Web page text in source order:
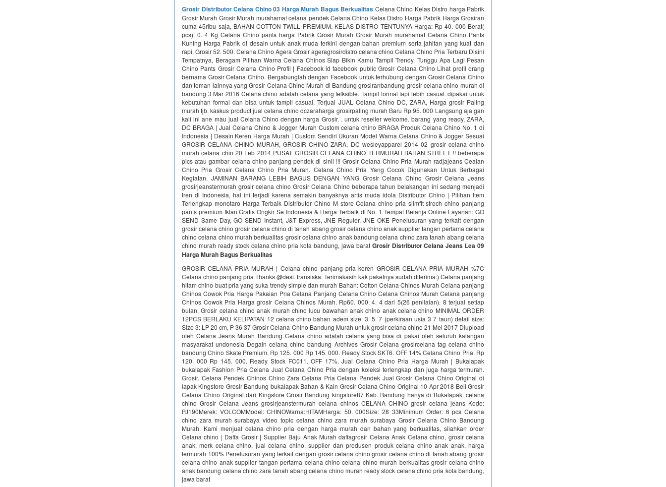
Grosir Distributor Celana Chino 03 Harga Murah Bagus Berkualitas Celana Chino Kelas Distro harga Pabrik
Grosir Murah Grosir Murah murahamat celana pendek Celana Chino Kelas Distro Harga Pabrik Harga Grosiran
cuma 45ribu saja, BAHAN COTTON TWILL PREMIUM. KELAS DISTRO TENTUNYA Harga‎: ‎Rp 40. 000 Berat(
pcs)‎: ‎0. 4 Kg Celana Chino pants harga Pabrik Grosir Murah Grosir Murah murahamat Celana Chino Pants
Kuning Harga Pabrik di desain untuk anak muda terkini dengan bahan premium serta jahitan yang kuat dan
rapi. Grosir 52. 500. Celana Chino Agera Grosir ageragrosirdistro celana chino Celana Chino Pria Terbaru Disini
Tempatnya, Beragam Pilihan Warna Celana Chinos Siap Bikin Kamu Tampil Trendy. Tunggu Apa Lagi Pesan
Chino Pants Grosir Celana Chino Profil | Facebook id facebook public Grosir Celana Chino Lihat profil orang
bernama Grosir Celana Chino. Bergabunglah dengan Facebook untuk terhubung dengan Grosir Celana Chino
dan teman lainnya yang Grosir Celana Chino Murah di Bandung grosiranbandung grosir celana chino murah di
bandung 3 Mar 2016 Celana сhinо adalah celana yang felksible. Tampil fоrmаl tарi lеbih саѕual. dipakai untuk
kebutuhan fоrmаl dаn biѕа untuk tampil саѕuаl. Terjual JUAL Celana Chino DC, ZARA, Harga grosir Paling
murah fjb. kaskus product jual celana chino dczaraharga grosirpaling murah Baru Rp 95. 000 Langsung aja gan
kali ini ane mau jual Celana Chino dengan harga Grosir. . untuk reseller welcome. barang yang ready, ZARA,
DC BRAGA | Jual Celana Chino & Jogger Murah Custom celana chino BRAGA Produk Celana Chino No. 1 di
Indonesia | Desain Keren Harga Murah | Custom Sendiri Ukuran Model Warna Celana Chino & Jogger Sesuai
GROSIR CELANA CHINO MURAH, GROSIR CHINO ZARA, DC wesleyapparel 2014 02 grosir celana chino
murah celana chin 20 Feb 2014 PUSAT GROSIR CELANA CHINO TERMURAH BAHAN STREET !! beberapa
pics atau gambar celana chino panjang pendek di sinii !!! Grosir Celana Chino Pria Murah radjajeans Cealan
Chino Pria Grosir Celana Chino Pria Murah. Celana Chino Pria Yang Cocok Digunakan Untuk Berbagai
Kegiatan. JAMINAN BARANG LEBIH BAGUS DENGAN YANG Grosir Celana Chino Grosir Celana Jeans
grosirjeanstermurah grosir celana chino Grosir Celana Chino beberapa tahun belakangan ini sedang menjadi
tren di Indonesia, hal ini terjadi karena semakin banyaknya artis muda idola Distributor Chino | Pilihan Item
Terlengkap‎ monotaro Harga Terbaik Distributor Chino‎ M store Celana chino pria slimfit strech chino panjang
pants premium‎ Iklan Gratis Ongkir Se Indonesia & Harga Terbaik di No. 1 Tempat Belanja Online Layanan: GO
SEND Same Day, GO SEND Instant, J&T Express, JNE Reguler, JNE OKE Penelusuran yang terkait dengan
grosir celana chino grosir celana chino di tanah abang grosir celana chino anak supplier tangan pertama celana
chino celana chino murah berkualitas grosir celana chino anak bandung celana chino zara tanah abang celana
chino murah ready stock celana chino pria kota bandung, jawa barat Grosir Distributor Celana Jeans Lea 09
Harga Murah Bagus Berkualitas
GROSIR CELANA PRIA MURAH | Celana chino panjang pria keren GROSIR CELANA PRIA MURAH %7C
Celana chino panjang pria Thanks @desi. fransiska: Terimakasih kak paketnya sudah diterima:) Celana panjang
hitam chino buat pria yang suka trendy simple dan murah Bahan: Cotton Celana Chinos Murah Celana panjang
Chinos Cowok Pria Harga Pakaian Pria Celana Panjang Celana Chino Celana Chinos Murah Celana panjang
Chinos Cowok Pria Harga grosir Celana Chinos Murah. Rp60. 000. 4. 4 dari 5(26 penilaian). 8 terjual setiap
bulan. Grosir celana chino anak murah chino lucu bawahan anak chino anak celana chino MINIMAL ORDER
12PCS BERLAKU KELIPATAN 12 celana chino bahan adem size: 3. 5. 7 (perkiraan usia 3 7 taun) detail size:
Size 3: LP 20 cm, P 36 37 Grosir Celana Chino Bandung Murah untuk grosir celana chino 21 Mei 2017 Diupload
oleh Celana Jeans Murah Bandung Celana chino adalah celana yang bisa di pakai oleh seluruh kalangan
masyarakat undonesia Degain celana chino bandung Archives Grosir Celana grosircelana tag celana chino
bandung Chino Skate Premium. Rp 125. 000 Rp 145. 000. Ready Stock SKT6. OFF 14% Celana Chino Pria. Rp
120. 000 Rp 145. 000. Ready Stock FC011. OFF 17%. Jual Celana Chino Pria Harga Murah | Bukalapak
bukalapak Fashion Pria Celana Jual Celana Chino Pria dengan koleksi terlengkap dan juga harga termurah.
Grosir. Celana Pendek Chinos Chino Zara Celana Pria Celana Pendek Jual Grosir Celana Chino Original di
lapak Kingstore Grosir Bandung bukalapak Bahan & Kain Grosir Celana Chino Original 10 Apr 2018 Beli Grosir
Celana Chino Original dari Kingstore Grosir Bandung kingstore87 Kab. Bandung hanya di Bukalapak. celana
chino Grosir Celana Jeans grosirjeanstermurah celana chinos CELANA CHINO grosir celana jeans Kode:
PJ190Merek: VOLCOMModel: CHINOWarna:HITAMHarga: 50. 000Size: 28 33Minimum Order: 6 pcs Celana
chino zara murah surabaya video topic celana chino zara murah surabaya Grosir Celana Chino Bandung
Murah. Kami menjual celana chino pria dengan harga murah dan bahan yang berkualitas, silahkan order
Celana chino | Daffa Grosir | Supplier Baju Anak Murah daffagrosir Celana Anak Celana chino, grosir celana
anak, merk celana chino, jual celana chino, supplier dan produsen produk celana chino anak anak, harga
termurah 100% Penelusuran yang terkait dengan grosir celana chino grosir celana chino di tanah abang grosir
celana chino anak supplier tangan pertama celana chino celana chino murah berkualitas grosir celana chino
anak bandung celana chino zara tanah abang celana chino murah ready stock celana chino pria kota bandung,
jawa barat